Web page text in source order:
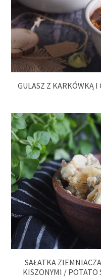
GULASZ Z KARKÓWKĄ
SAŁATKA
KISZONYMI / POTATO